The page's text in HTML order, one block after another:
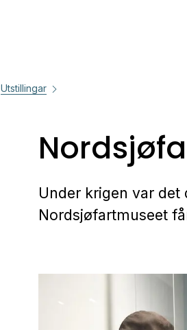
Utstillingar
Under krigen var det
Nordsjøfartmuseet